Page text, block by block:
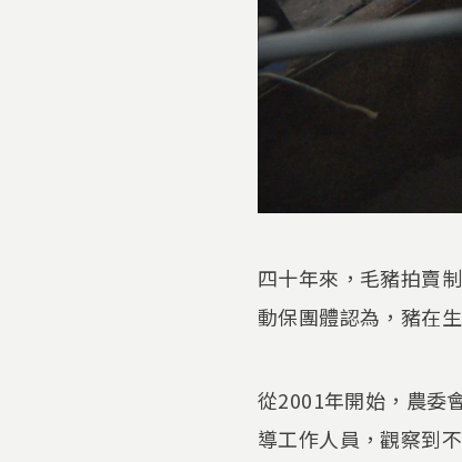
四十年來，毛豬拍賣
動保團體認為，豬在
從2001年開始，農委
導工作人員，觀察到